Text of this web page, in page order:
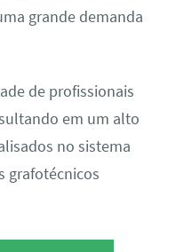
grande demanda
de profissionais
em um alto
no sistema
grafotécnicos